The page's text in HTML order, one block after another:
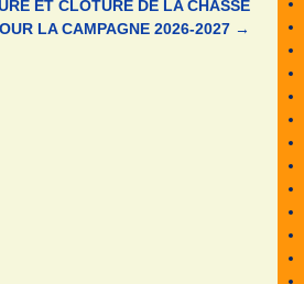
ET CLÔTURE DE LA CHASSE
LA CAMPAGNE 2026-2027 →